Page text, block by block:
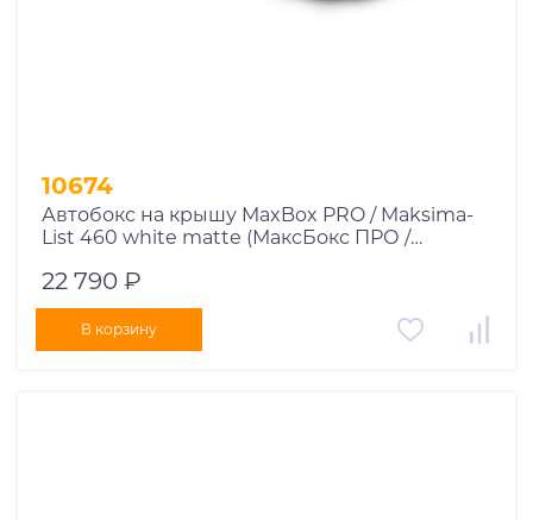
10674
Автобокс на крышу MaxBox PRO / Maksima-
List 460 white matte (МаксБокс ПРО /
22 790 ₽
В корзину